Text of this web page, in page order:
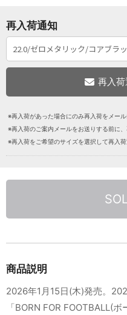
再入荷通知
※再入荷があった場合にのみ再入荷をメール
※再入荷のご案内メールをお送りする前に
※再入荷をご希望のサイズを選択して再入荷
商品説明
2026年1月15日(木)発売。
「BORN FOR FOOTBALL(